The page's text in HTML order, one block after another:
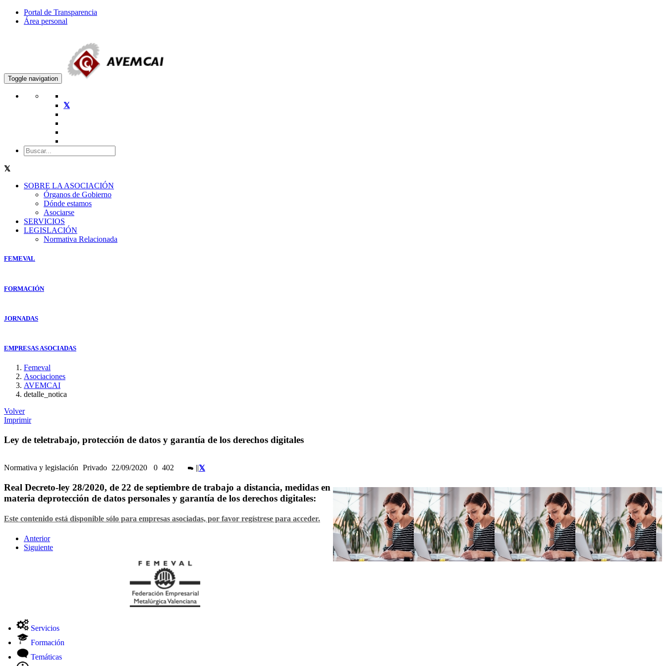
Portal de Transparencia
Área personal
Toggle navigation
SOBRE LA ASOCIACIÓN
Órganos de Gobierno
Dónde estamos
Asociarse
SERVICIOS
LEGISLACIÓN
Normativa Relacionada
FEMEVAL
FORMACIÓN
JORNADAS
EMPRESAS ASOCIADAS
Femeval
Asociaciones
AVEMCAI
detalle_notica
Volver
Imprimir
Ley de teletrabajo, protección de datos y garantía de los derechos digitales
Normativa y legislación Privado 22/09/2020 0 402
Real Decreto-ley 28/2020, de 22 de septiembre de trabajo a distancia, medidas en
materia deprotección de datos personales y garantía de los derechos digitales:
Este contenido está disponible sólo para empresas asociadas, por favor regístrese para acceder.
Anterior
Siguiente
Servicios
Formación
Temáticas